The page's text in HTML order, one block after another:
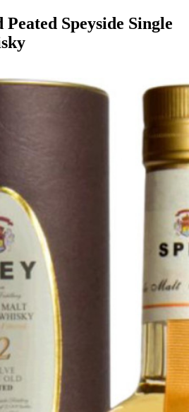
Peated Speyside Single